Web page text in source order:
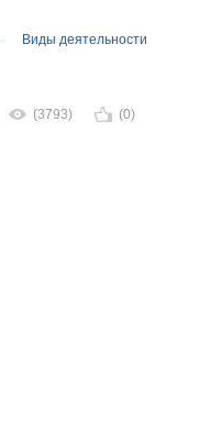
Виды деятельности
(3793) (0)